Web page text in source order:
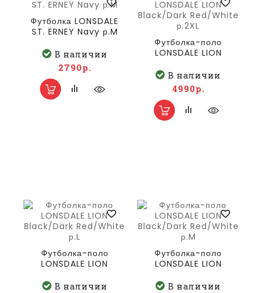
Футболка LONSDALE
ST. ERNEY Navy р.M
В наличии
2790р.
Футболка-поло
LONSDALE LION
Red/White р.2XL
В наличии
4990р.
Футболка-поло
LONSDALE LION
Red/White р.L
В наличии
Футболка-поло
LONSDALE LION
Red/White р.M
В наличии